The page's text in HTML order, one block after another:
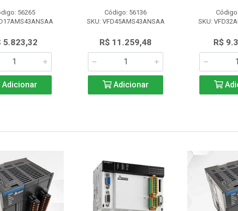
56265
5.823,32
Adicionar
Código: 56136
SKU: VFD45AMS43ANSAA
R$ 11.259,48
Adicionar
SKU:
R$